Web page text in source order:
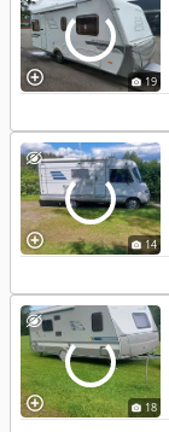
19
14
18